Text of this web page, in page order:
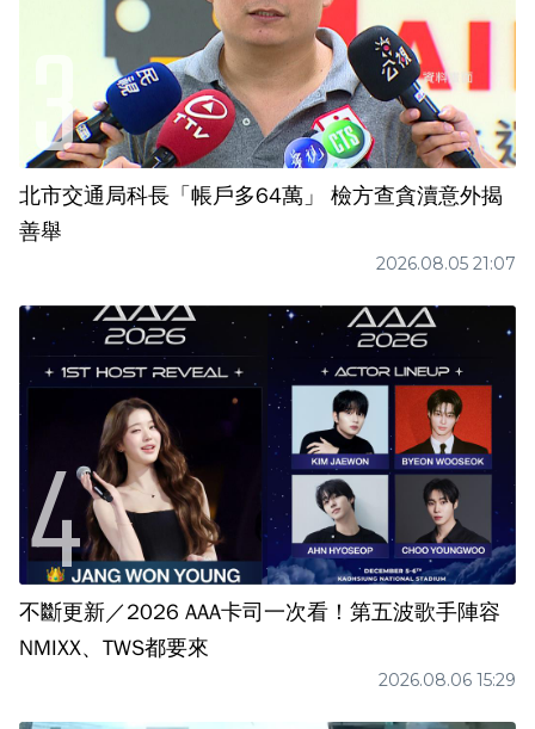
北市交通局科長「帳戶多64萬」 檢方查貪瀆意外揭
善舉
2026.08.05 21:07
不斷更新／2026 AAA卡司一次看！第五波歌手陣容
NMIXX、TWS都要來
2026.08.06 15:29